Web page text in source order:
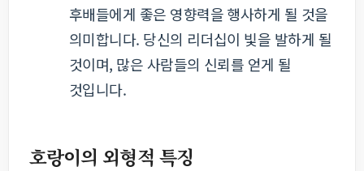
후배들에게 좋은 영향력을 행사하게 될 것을
의미합니다. 당신의 리더십이 빛을 발하게 될
것이며, 많은 사람들의 신뢰를 얻게 될
것입니다.
호랑이의 외형적 특징